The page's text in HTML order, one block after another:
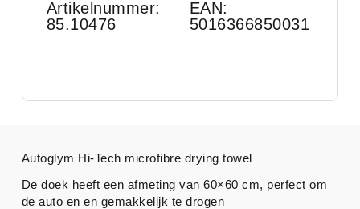
Artikelnummer:
85.10476
EAN:
5016366850031
Autoglym Hi-Tech microfibre drying towel
De doek heeft een afmeting van 60×60 cm, perfect om
de auto en en gemakkelijk te drogen